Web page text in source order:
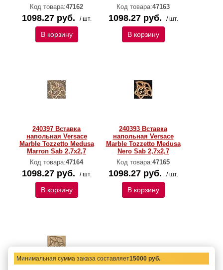
Код товара:47162
1098.27 руб. / шт.
В корзину
Код товара:47163
1098.27 руб. / шт.
В корзину
240397 Вставка
напольная Versace
Marble Tozzetto Medusa
Marron Sab 2,7x2,7
Код товара:47164
1098.27 руб. / шт.
В корзину
240393 Вставка
напольная Versace
Marble Tozzetto Medusa
Nero Sab 2,7x2,7
Код товара:47165
1098.27 руб. / шт.
В корзину
Минимальная сумма заказа составляет15000 руб.